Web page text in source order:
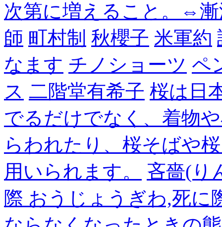
次第に増えること。⇔
師 町村制 秋櫻子 米軍約
なます チノショーツ ペ
ス 二階堂有希子 桜は日
でるだけでなく、着物
らわれたり、桜そばや
用いられます。
吝嗇(り
際 おうじょうぎわ,死に